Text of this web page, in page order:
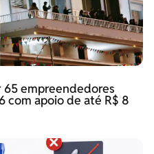
65 empreendedores
com apoio de até R$ 8